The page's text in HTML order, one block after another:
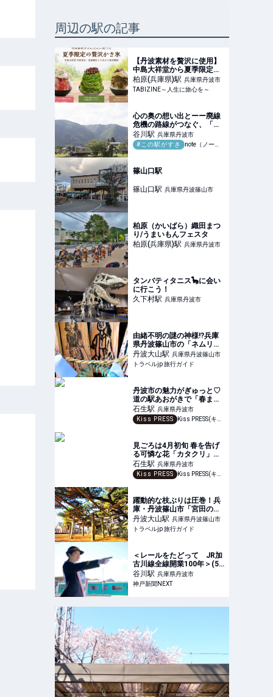
周辺の駅の記事
【丹波素材を贅沢に使用】
中島大祥堂から夏季限定の
かき氷が新登場！｜兵庫
県・大阪府 | TABIZINE～人
生に旅心を～
柏原(兵庫県)駅 兵庫県丹波市
TABIZINE～人生に旅心を～
心の奥の想い出とーー廃線
危機の路線がつなぐ、「あ
の日」の記憶｜琴塚ちひろ
谷川駅 兵庫県丹波市
#この駅がすき
note（ノート）
篠山口駅
篠山口駅 兵庫県丹波篠山市
柏原（かいばら）織田まつ
り/うまいもんフェスタ
柏原(兵庫県)駅 兵庫県丹波市
タンバティタニス🦕に会い
に行こう！
久下村駅 兵庫県丹波市
由緒不明の謎の神様!?兵庫
県丹波篠山市の「ネムリ
神」 | 兵庫県 | トラベルjp
旅行ガイド
丹波大山駅 兵庫県丹波篠山市
トラベルjp 旅行ガイド
丹波市の魅力がぎゅっと♡
道の駅あおがきで「春まつ
り」近隣では春の花も見ご
ろに
石生駅 兵庫県丹波市
Kiss PRESS
Kiss PRESS(キッスプレス) | 街を、もっと楽しもう
見ごろは4月初旬 春を告げ
る可憐な花「カタクリ」の
日本有数の群生地が丹波市
に♪
石生駅 兵庫県丹波市
Kiss PRESS
Kiss PRESS(キッスプレス) | 街を、もっと楽しもう
躍動的な枝ぶりは圧巻！兵
庫・丹波篠山市「宮田の五
葉松」 | 兵庫県 | トラベルjp
旅行ガイド
丹波大山駅 兵庫県丹波篠山市
トラベルjp 旅行ガイド
＜レールをたどって JR加
古川線全線開業100年＞(5)
鉄道タレント斉藤雪乃さん
に聞く「加古川線の魅力っ
て?」
谷川駅 兵庫県丹波市
神戸新聞NEXT